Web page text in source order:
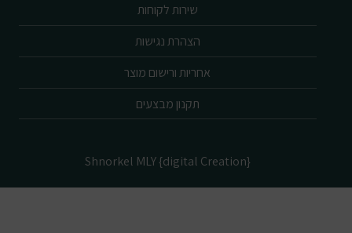
שירות לקוחות
הצהרת נגישות
אחריות ורישום מוצר
תקנון מבצעים
Shnorkel MLY {digital Creation}